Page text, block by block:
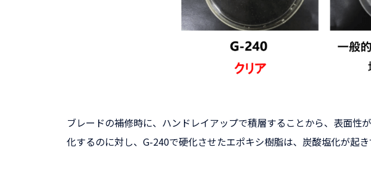
ブレードの補修時に、ハンドレイアップで積層することから、表面
化するのに対し、G-240で硬化させたエポキシ樹脂は、炭酸塩化が起き